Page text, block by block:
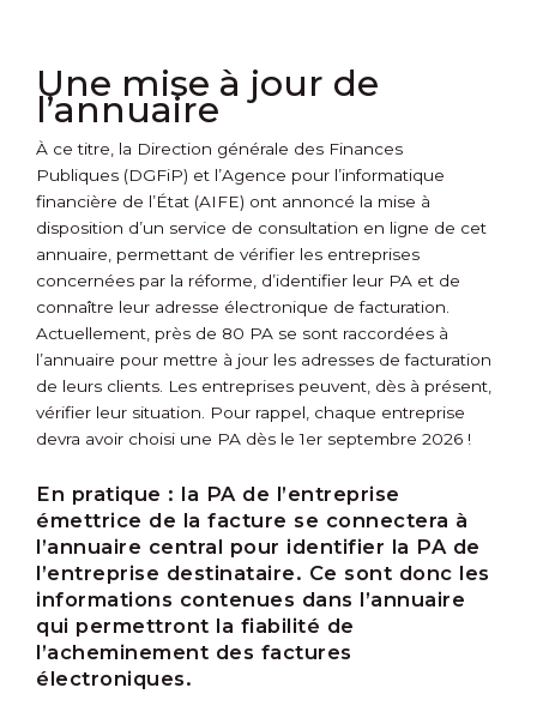
Une mise à jour de
l’annuaire
À ce titre, la Direction générale des Finances
Publiques (DGFiP) et l’Agence pour l’informatique
financière de l’État (AIFE) ont annoncé la mise à
disposition d’un service de consultation en ligne de cet
annuaire, permettant de vérifier les entreprises
concernées par la réforme, d’identifier leur PA et de
connaître leur adresse électronique de facturation.
Actuellement, près de 80 PA se sont raccordées à
l’annuaire pour mettre à jour les adresses de facturation
de leurs clients. Les entreprises peuvent, dès à présent,
vérifier leur situation. Pour rappel, chaque entreprise
devra avoir choisi une PA dès le 1er septembre 2026 !
En pratique : la PA de l’entreprise
émettrice de la facture se connectera à
l’annuaire central pour identifier la PA de
l’entreprise destinataire. Ce sont donc les
informations contenues dans l’annuaire
qui permettront la fiabilité de
l’acheminement des factures
électroniques.